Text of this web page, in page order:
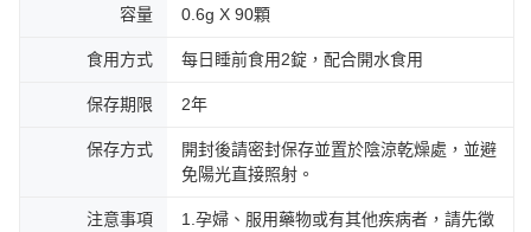
容量 0.6g X 90顆
食用方式 每日睡前食用2錠，配合開水食用
保存期限 2年
保存方式
開封後請密封保存並置於陰涼乾燥處，並避
免陽光直接照射。
注意事項
1.孕婦、服用藥物或有其他疾病者，請先徵